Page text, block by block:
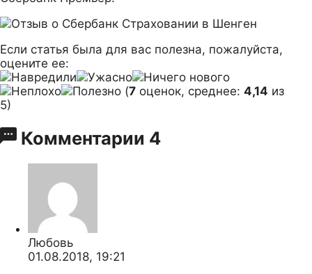
Если статья была для вас полезна, пожалуйста,
оцените ее:
(7 оценок, среднее: 4,14 из
5)
Комментарии 4
Любовь
01.08.2018, 19:21